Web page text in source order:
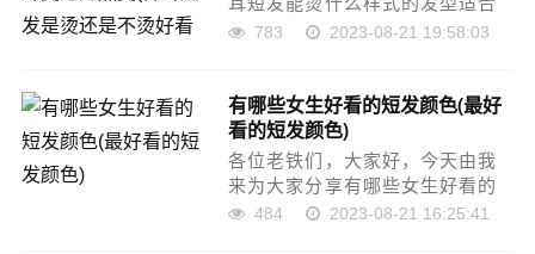
冷烫还是热烫的一些知识，其中
长，如果能碰巧解决你现在面临
的问题，别忘了关注本站，现在
就……
783 2023-08-21 19:58:03
有哪些女生好看的短发颜色(最好
看的短发颜色)
各位老铁们，大家好，今天由我
来为大家分享有哪些女生好看的
短发颜色，以及蓝头发怎么弄好
484 2023-08-21 16:25:41